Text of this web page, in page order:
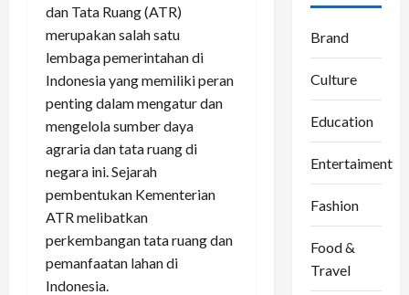
dan Tata Ruang (ATR)
merupakan salah satu
lembaga pemerintahan di
Indonesia yang memiliki peran
penting dalam mengatur dan
mengelola sumber daya
agraria dan tata ruang di
negara ini. Sejarah
pembentukan Kementerian
ATR melibatkan
perkembangan tata ruang dan
pemanfaatan lahan di
Indonesia.
Brand
Culture
Education
Entertaiment
Fashion
Food &
Travel